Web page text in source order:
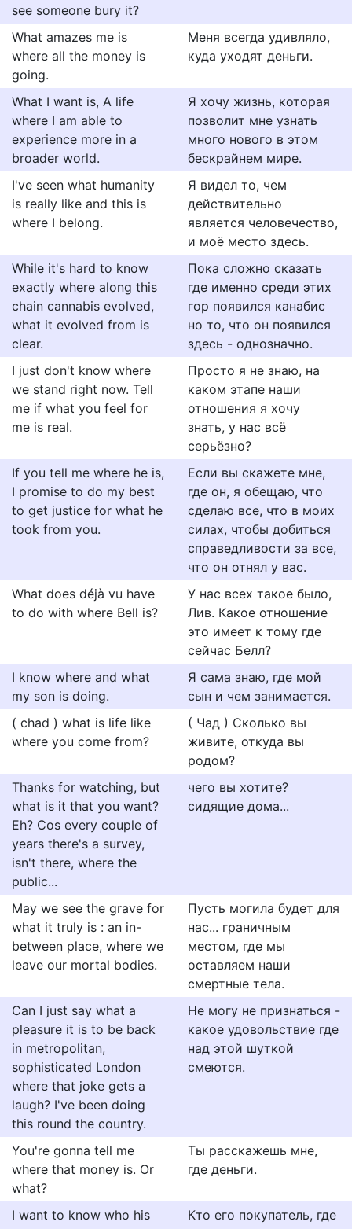
see someone bury it?
What amazes me is
where all the money is
going.
Меня всегда удивляло,
куда уходят деньги.
What I want is, A life
where I am able to
experience more in a
broader world.
Я хочу жизнь, которая
позволит мне узнать
много нового в этом
бескрайнем мире.
I've seen what humanity
is really like and this is
where I belong.
Я видел то, чем
действительно
является человечество,
и моё место здесь.
While it's hard to know
exactly where along this
chain cannabis evolved,
what it evolved from is
clear.
Пока сложно сказать
где именно среди этих
гор появился канабис
но то, что он появился
здесь - однозначно.
I just don't know where
we stand right now. Tell
me if what you feel for
me is real.
Просто я не знаю, на
каком этапе наши
отношения я хочу
знать, у нас всё
серьёзно?
If you tell me where he is,
I promise to do my best
to get justice for what he
took from you.
Если вы скажете мне,
где он, я обещаю, что
сделаю все, что в моих
силах, чтобы добиться
справедливости за все,
что он отнял у вас.
What does déjà vu have
to do with where Bell is?
У нас всех такое было,
Лив. Какое отношение
это имеет к тому где
сейчас Белл?
I know where and what
my son is doing.
Я сама знаю, где мой
сын и чем занимается.
( chad ) what is life like
where you come from?
( Чад ) Сколько вы
живите, откуда вы
родом?
Thanks for watching, but
what is it that you want?
Eh? Cos every couple of
years there's a survey,
isn't there, where the
public...
чего вы хотите?
сидящие дома...
May we see the grave for
what it truly is : an in-
between place, where we
leave our mortal bodies.
Пусть могила будет для
нас... граничным
местом, где мы
оставляем наши
смертные тела.
Can I just say what a
pleasure it is to be back
in metropolitan,
sophisticated London
where that joke gets a
laugh? I've been doing
this round the country.
Не могу не признаться -
какое удовольствие где
над этой шуткой
смеются.
You're gonna tell me
where that money is. Or
what?
Ты расскажешь мне,
где деньги.
I want to know who his
Кто его покупатель, где